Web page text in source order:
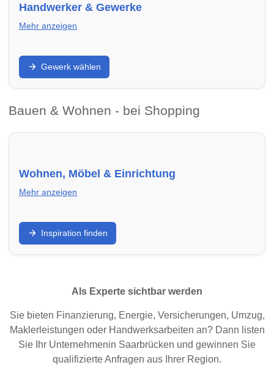
Handwerker & Gewerke
Mehr anzeigen
Renovieren, sanieren, modernisieren: Finde
Handwerker in Saarbrücken nach Gewerk – von
Elektrik über Heizung bis Dach und Fenster.
Gewerk wählen
Bauen & Wohnen - bei Shopping
Wohnen, Möbel & Einrichtung
Mehr anzeigen
Schöner wohnen: Finde Möbelhäuser,
Einrichtungsstudios und Deko-Geschäfte in Hannover
für ein gemütliches und stilvolles Zuhause.
Inspiration finden
Als Experte sichtbar werden
Sie bieten Finanzierung, Energie, Versicherungen, Umzug,
Maklerleistungen oder Handwerksarbeiten an? Dann listen
Sie Ihr Unternehmenin Saarbrücken und gewinnen Sie
qualifizierte Anfragen aus Ihrer Region.